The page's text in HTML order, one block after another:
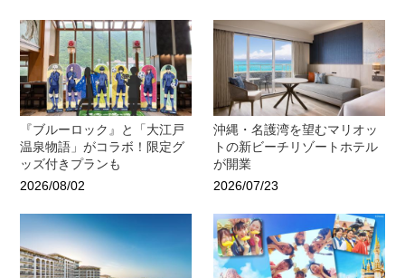
『ブルーロック』と「大江戸
温泉物語」がコラボ！限定グ
ッズ付きプランも
2026/08/02
沖縄・名護湾を望むマリオッ
トの新ビーチリゾートホテル
が開業
2026/07/23